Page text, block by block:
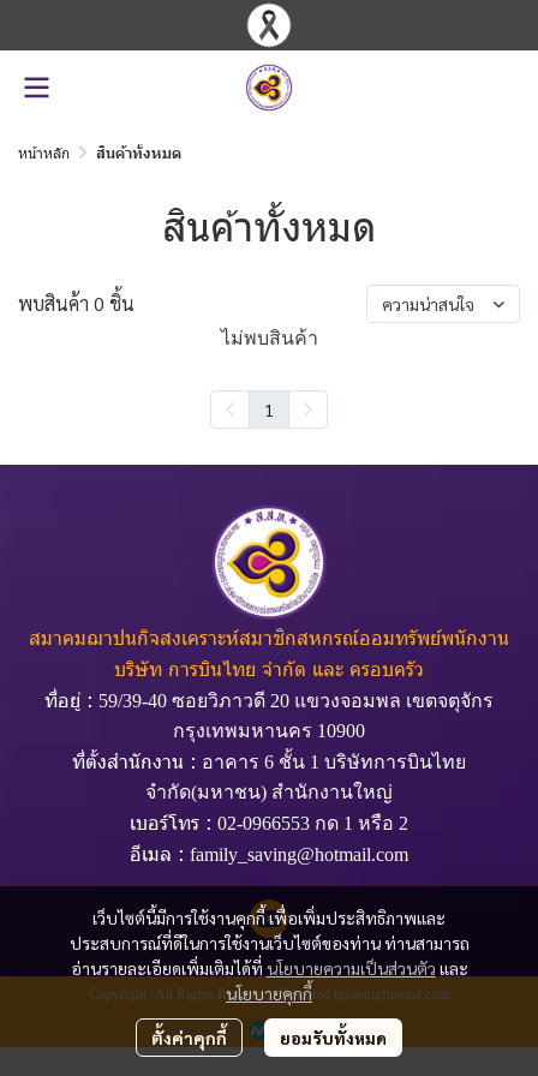
หน้าหลัก สินค้าทั้งหมด
สินค้าทั้งหมด
พบสินค้า 0 ชิ้น ความน่าสนใจ
ไม่พบสินค้า
1
เว็บไซต์นี้มีการใช้งานคุกกี้ เพื่อเพิ่มประสิทธิภาพและ
ประสบการณ์ที่ดีในการใช้งานเว็บไซต์ของท่าน ท่านสามารถ
อ่านรายละเอียดเพิ่มเติมได้ที่ นโยบายความเป็นส่วนตัว และ
นโยบายคุกกี้
ตั้งค่าคุกกี้ ยอมรับทั้งหมด
สมาคมฌาปนกิจสงเคราะห์สมาชิกสหกรณ์ออมทรัพย์พนักงาน
บริษัท การบินไทย จำกัด และ ครอบครัว
ที่อยู่ : 59/39-40 ซอยวิภาวดี 20 แขวงจอมพล เขตจตุจักร
กรุงเทพมหานคร 10900
ที่ตั้งสำนักงาน : อาคาร 6 ชั้น 1 บริษัทการบินไทย
จำกัด(มหาชน) สำนักงานใหญ่
เบอร์โทร : 02-0966553 กด 1 หรือ 2
อีเมล : family_saving@hotmail.com
Copyright | All Rights Reserved | Powered tgsavingfuneral.com
Powered By MakeWebEasy